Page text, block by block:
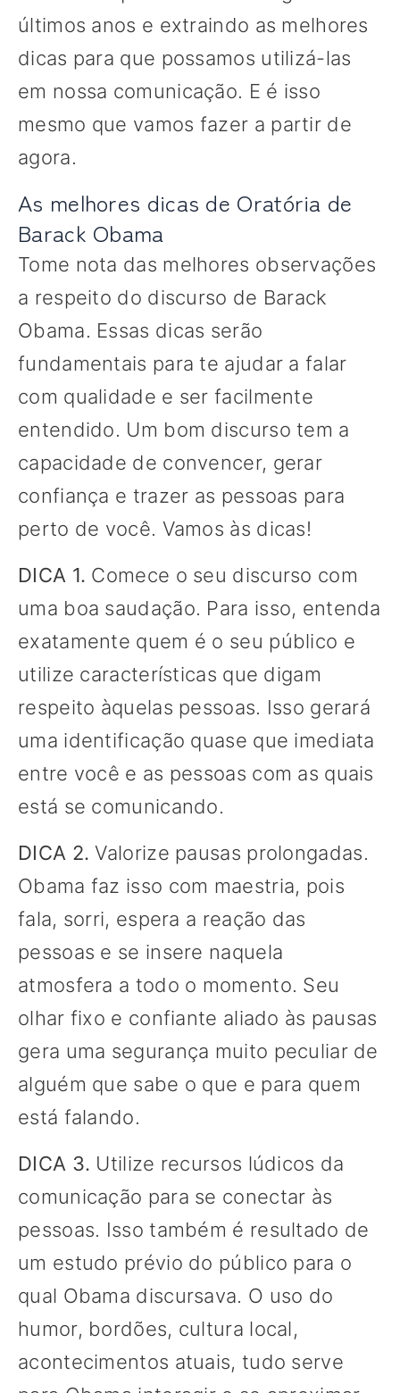
últimos anos e extraindo as melhores
dicas para que possamos utilizá-las
em nossa comunicação. E é isso
mesmo que vamos fazer a partir de
agora.
As melhores dicas de Oratória de
Barack Obama
Tome nota das melhores observações
a respeito do discurso de Barack
Obama. Essas dicas serão
fundamentais para te ajudar a falar
com qualidade e ser facilmente
entendido. Um bom discurso tem a
capacidade de convencer, gerar
confiança e trazer as pessoas para
perto de você. Vamos às dicas!
DICA 1. Comece o seu discurso com
uma boa saudação. Para isso, entenda
exatamente quem é o seu público e
utilize características que digam
respeito àquelas pessoas. Isso gerará
uma identificação quase que imediata
entre você e as pessoas com as quais
está se comunicando.
DICA 2. Valorize pausas prolongadas.
Obama faz isso com maestria, pois
fala, sorri, espera a reação das
pessoas e se insere naquela
atmosfera a todo o momento. Seu
olhar fixo e confiante aliado às pausas
gera uma segurança muito peculiar de
alguém que sabe o que e para quem
está falando.
DICA 3. Utilize recursos lúdicos da
comunicação para se conectar às
pessoas. Isso também é resultado de
um estudo prévio do público para o
qual Obama discursava. O uso do
humor, bordões, cultura local,
acontecimentos atuais, tudo serve